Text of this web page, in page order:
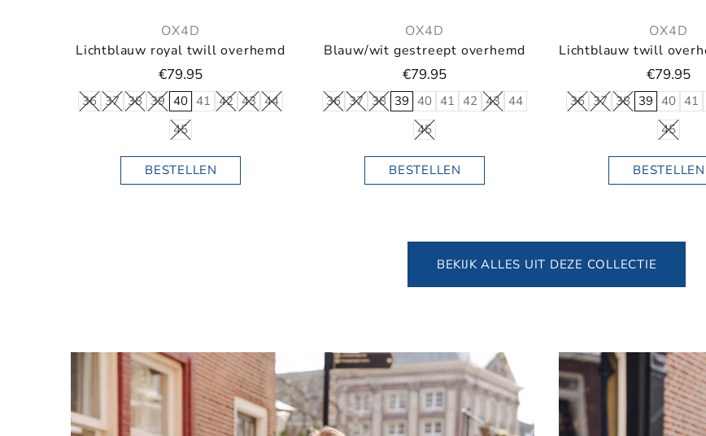
OX4D
Lichtblauw royal twill overhemd
€79.95
36 37 38 39 40 41 42 43 44
45
BESTELLEN
OX4D
Blauw/wit gestreept overhemd
€79.95
36 37 38 39 40 41 42 43 44
45
BESTELLEN
OX4D
€79.95
36 37 38 39 40 41
45
BESTELLEN
BEKIJK ALLES UIT DEZE COLLECTIE